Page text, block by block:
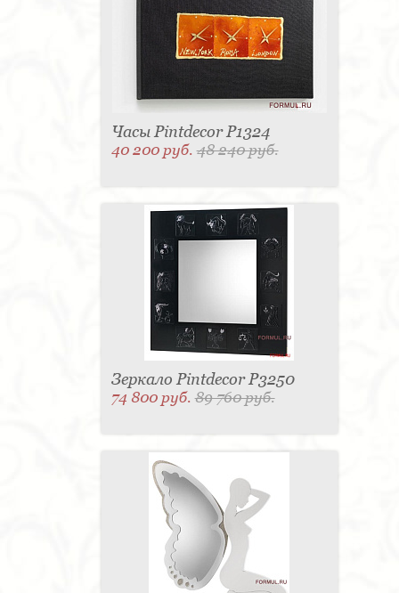
Часы Pintdecor P1324
40 200 руб.48 240 руб.
Зеркало Pintdecor P3250
74 800 руб.89 760 руб.